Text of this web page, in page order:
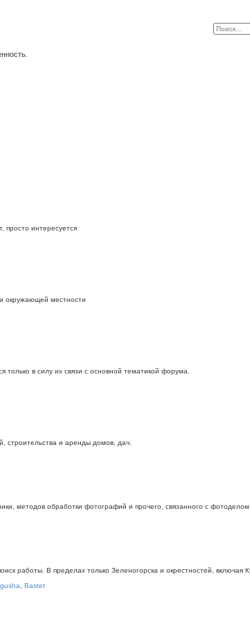
просто интересуется
окружающей местности
в силу их связи с основной тематикой форума.
строительства и аренды домов, дач.
методов обработки фотографий и прочего, связанного с фотоделом.
работы. В пределах только Зеленогорска и окрестностей,
Bastet